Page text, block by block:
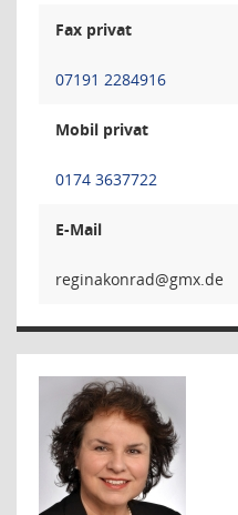
Fax privat
07191 2284916
Mobil privat
0174 3637722
E-Mail
darnok